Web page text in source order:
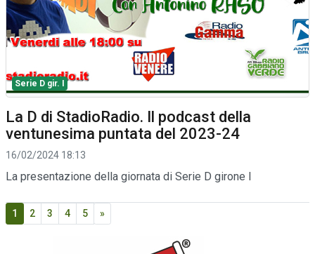
Serie D gir. I
La D di StadioRadio. Il podcast della
ventunesima puntata del 2023-24
16/02/2024 18:13
La presentazione della giornata di Serie D girone I
1 2 3 4 5 »